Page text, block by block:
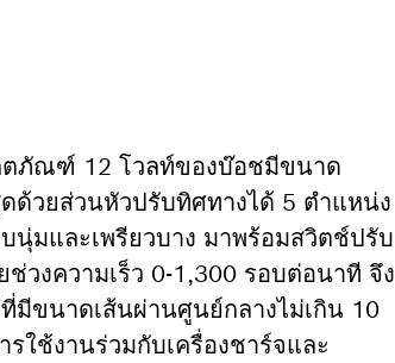
ตภัณฑ์ 12 โวลท์ของบ๊อชมีขนาด
ด้วยส่วนหัวปรับทิศทางได้ 5 ตำแหน่ง
นุ่มและเพรียวบาง มาพร้อมสวิตช์ปรับ
วงความเร็ว 0-1,300 รอบต่อนาที จึง
ที่มีขนาดเส้นผ่านศูนย์กลางไม่เกิน 10
ใช้งานร่วมกับเครื่องชาร์จและ